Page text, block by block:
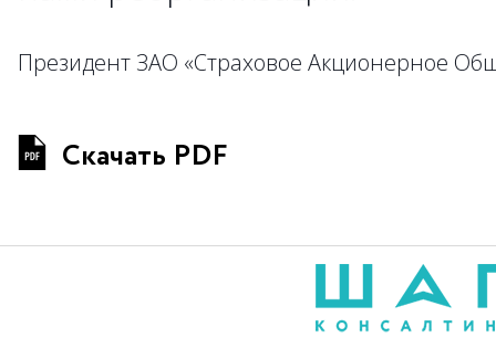
Президент ЗАО «Страховое Акционерное
Скачать PDF